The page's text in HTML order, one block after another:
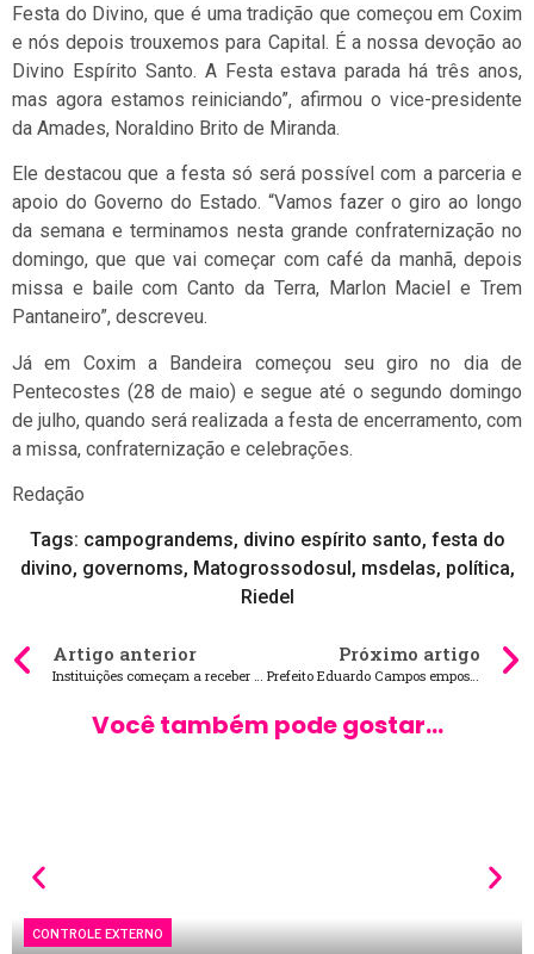
Festa do Divino, que é uma tradição que começou em Coxim
e nós depois trouxemos para Capital. É a nossa devoção ao
Divino Espírito Santo. A Festa estava parada há três anos,
mas agora estamos reiniciando”, afirmou o vice-presidente
da Amades, Noraldino Brito de Miranda.
Ele destacou que a festa só será possível com a parceria e
apoio do Governo do Estado. “Vamos fazer o giro ao longo
da semana e terminamos nesta grande confraternização no
domingo, que que vai começar com café da manhã, depois
missa e baile com Canto da Terra, Marlon Maciel e Trem
Pantaneiro”, descreveu.
Já em Coxim a Bandeira começou seu giro no dia de
Pentecostes (28 de maio) e segue até o segundo domingo
de julho, quando será realizada a festa de encerramento, com
a missa, confraternização e celebrações.
Redação
Tags: campograndems, divino espírito santo, festa do
divino, governoms, Matogrossodosul , msdelas, política,
Riedel
Artigo anterior Próximo artigo
Prefeito Eduardo Campos empossa nova secretária Municipal de Meio Ambiente
Você também pode gostar...
CONTROLE EXTERNO